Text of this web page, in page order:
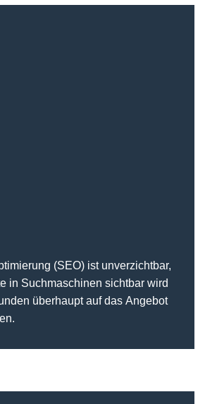
(SEO) ist unverzichtbar,
in Suchmaschinen sichtbar wird
überhaupt auf das Angebot